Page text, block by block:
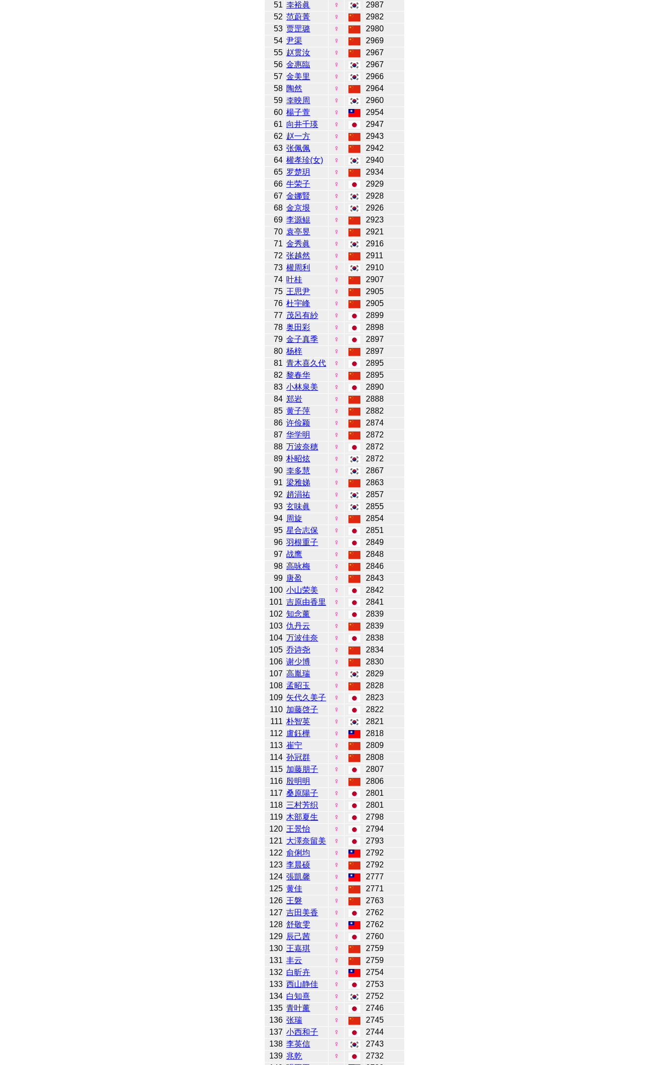
51 李裕眞 ♀
2987
52 范蔚菁 ♀
2982
53 贾罡璐 ♀
2980
54 尹渠 ♀
2969
55 赵贯汝 ♀
2967
56 金惠臨 ♀
2967
57 金美里 ♀
2966
58 陶然 ♀
2964
59 李映周 ♀
2960
60 楊子萱 ♀
2954
61 向井千瑛 ♀
2947
62 赵一方 ♀
2943
63 张佩佩 ♀
2942
64 權孝珍(女) ♀
2940
65 罗楚玥 ♀
2934
66 牛荣子 ♀
2929
67 金娜賢 ♀
2928
68 金京垠 ♀
2926
69 李源鲲 ♀
2923
70 袁亭昱 ♀
2921
71 金秀眞 ♀
2916
72 张越然 ♀
2911
73 權周利 ♀
2910
74 叶桂 ♀
2907
75 王思尹 ♀
2905
76 杜宇峰 ♀
2905
77 茂呂有紗 ♀
2899
78 奥田彩 ♀
2898
79 金子真季 ♀
2897
80 杨梓 ♀
2897
81 青木喜久代 ♀
2895
82 黎春华 ♀
2895
83 小林泉美 ♀
2890
84 郑岩 ♀
2888
85 黄子萍 ♀
2882
86 许俭颖 ♀
2874
87 华学明 ♀
2872
88 万波奈穂 ♀
2872
89 朴昭炫 ♀
2872
90 李多慧 ♀
2867
91 梁雅娣 ♀
2863
92 趙涓祐 ♀
2857
93 玄味眞 ♀
2855
94 周旋 ♀
2854
95 星合志保 ♀
2851
96 羽根重子 ♀
2849
97 战鹰 ♀
2848
98 高咏梅 ♀
2846
99 唐盈 ♀
2843
100 小山荣美 ♀
2842
101 吉原由香里 ♀
2841
102 知念薰 ♀
2839
103 仇丹云 ♀
2839
104 万波佳奈 ♀
2838
105 乔诗尧 ♀
2834
106 谢少博 ♀
2830
107 高胤瑞 ♀
2829
108 孟昭玉 ♀
2828
109 矢代久美子 ♀
2823
110 加藤啓子 ♀
2822
111 朴智英 ♀
2821
112 盧鈺樺 ♀
2818
113 崔宁 ♀
2809
114 孙冠群 ♀
2808
115 加藤朋子 ♀
2807
116 殷明明 ♀
2806
117 桑原陽子 ♀
2801
118 三村芳织 ♀
2801
119 木部夏生 ♀
2798
120 王景怡 ♀
2794
121 大澤奈留美 ♀
2793
122 俞俐均 ♀
2792
123 李晨硕 ♀
2792
124 張凱馨 ♀
2777
125 黄佳 ♀
2771
126 王磐 ♀
2763
127 吉田美香 ♀
2762
128 舒敬雯 ♀
2762
129 辰己茜 ♀
2760
130 王嘉琪 ♀
2759
131 丰云 ♀
2759
132 白昕卉 ♀
2754
133 西山静佳 ♀
2753
134 白知熹 ♀
2752
135 青叶薰 ♀
2746
136 张瑞 ♀
2745
137 小西和子 ♀
2744
138 李英信 ♀
2743
139 兆乾 ♀
2732